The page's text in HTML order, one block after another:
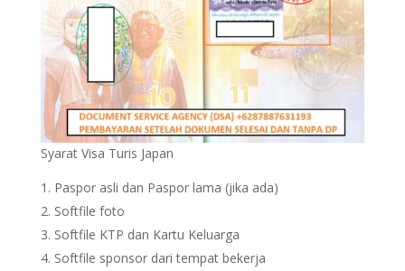
Syarat Visa Turis Japan
Paspor asli dan Paspor lama (jika ada)
Softfile foto
Softfile KTP dan Kartu Keluarga
Softfile sponsor dari tempat bekerja